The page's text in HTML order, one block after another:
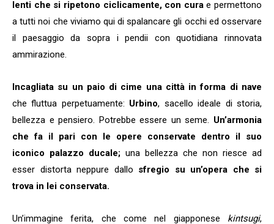
lenti che si ripetono ciclicamente, con curae permettono
a tutti noi che viviamo qui di spalancare gli occhi ed osservare
il paesaggio da sopra i pendii con quotidiana rinnovata
ammirazione.
Incagliata su un paio di cime una città in forma di nave
che fluttua perpetuamente: Urbino, sacello ideale di storia,
bellezza e pensiero. Potrebbe essere un seme. Un’armonia
che fa il pari con le opere conservate dentro il suo
iconico palazzo ducale; una bellezza che non riesce ad
esser distorta neppure dallo sfregio su un’opera che si
trova in lei conservata.
Un’immagine ferita, che come nel giapponese kintsugi,